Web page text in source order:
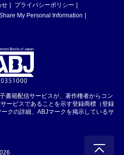
せ
プライバシーポリシー
My Personal Information
書籍配信サービスが、著作権者からコン
ービスであることを示す登録商標（登録
クの詳細、ABJマークを掲示しているサ